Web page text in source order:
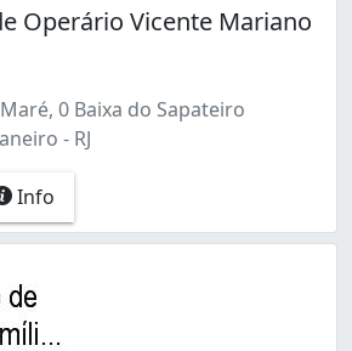
(2)
(2)
Governador) (1)
Operário Vicente Mariano
0 Baixa do Sapateiro
- RJ
Info